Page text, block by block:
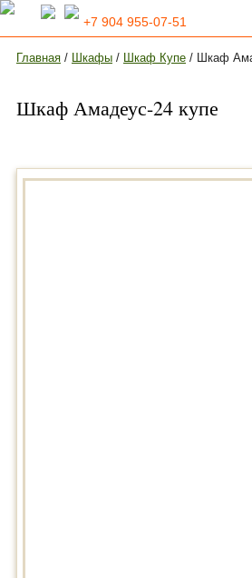
+7 904 955-07-51
Главная / Шкафы / Шкаф Купе / Шкаф
Шкаф Амадеус-24 купе